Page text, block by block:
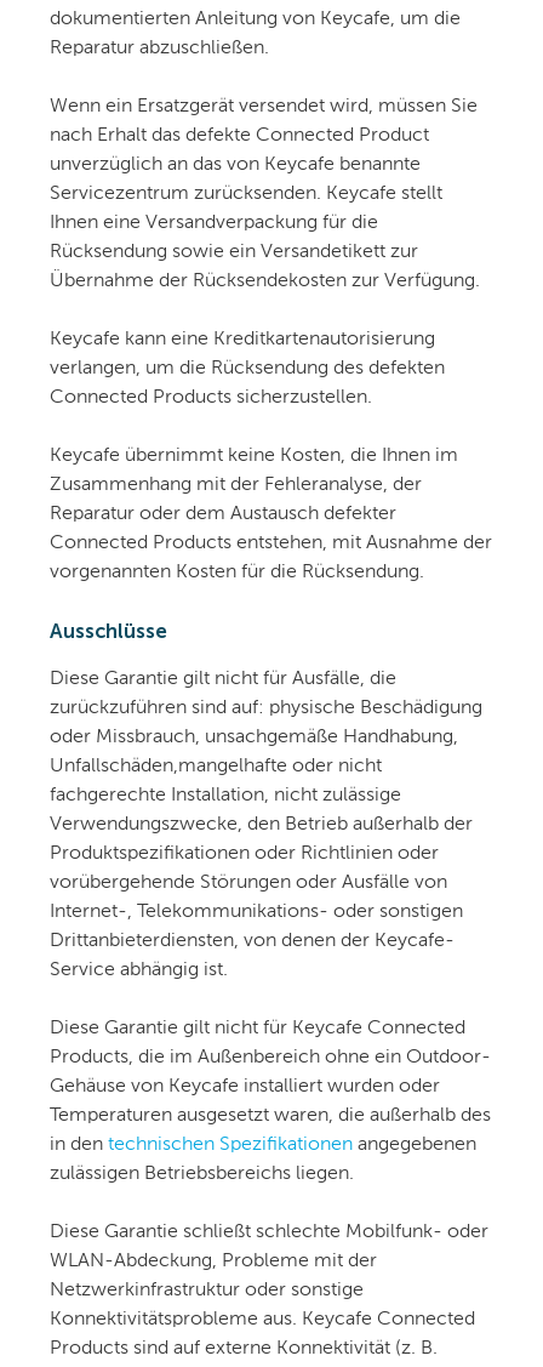
dokumentierten Anleitung von Keycafe, um die
Reparatur abzuschließen.
Wenn ein Ersatzgerät versendet wird, müssen Sie
nach Erhalt das defekte Connected Product
unverzüglich an das von Keycafe benannte
Servicezentrum zurücksenden. Keycafe stellt
Ihnen eine Versandverpackung für die
Rücksendung sowie ein Versandetikett zur
Übernahme der Rücksendekosten zur Verfügung.
Keycafe kann eine Kreditkartenautorisierung
verlangen, um die Rücksendung des defekten
Connected Products sicherzustellen.
Keycafe übernimmt keine Kosten, die Ihnen im
Zusammenhang mit der Fehleranalyse, der
Reparatur oder dem Austausch defekter
Connected Products entstehen, mit Ausnahme der
vorgenannten Kosten für die Rücksendung.
Ausschlüsse
Diese Garantie gilt nicht für Ausfälle, die
zurückzuführen sind auf: physische Beschädigung
oder Missbrauch, unsachgemäße Handhabung,
Unfallschäden,mangelhafte oder nicht
fachgerechte Installation, nicht zulässige
Verwendungszwecke, den Betrieb außerhalb der
Produktspezifikationen oder Richtlinien oder
vorübergehende Störungen oder Ausfälle von
Internet-, Telekommunikations- oder sonstigen
Drittanbieterdiensten, von denen der Keycafe-
Service abhängig ist.
Diese Garantie gilt nicht für Keycafe Connected
Products, die im Außenbereich ohne ein Outdoor-
Gehäuse von Keycafe installiert wurden oder
Temperaturen ausgesetzt waren, die außerhalb des
in den technischen Spezifikationen angegebenen
zulässigen Betriebsbereichs liegen.
Diese Garantie schließt schlechte Mobilfunk- oder
WLAN-Abdeckung, Probleme mit der
Netzwerkinfrastruktur oder sonstige
Konnektivitätsprobleme aus. Keycafe Connected
Products sind auf externe Konnektivität (z. B.